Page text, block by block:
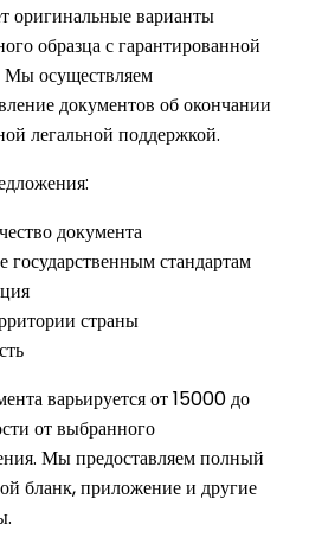
оригинальные варианты
образца с гарантированной
осуществляем
документов об окончании
легальной поддержкой.
документа
государственным стандартам
страны
варьируется от 15000 до
от выбранного
Мы предоставляем полный
бланк, приложение и другие